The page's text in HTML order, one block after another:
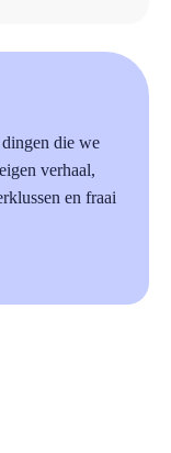
die we
verhaal,
en fraai